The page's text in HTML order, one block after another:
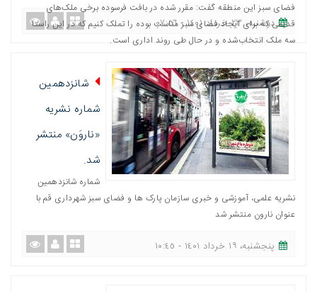
فضای سبز این منطقه گفت: مقرر شده در بافت فرسوده برخی ملک‌های
قدیمی که برای ایجاد فضای سبز مناسب بوده را تملک کنیم که در این راستا
سه ملک انتخاب‌شده و در حال طی روند اداری است.
دوشنبه، ٢٣ خرداد ١٤٠١ - ٠٧:٥٦
شانزدهمین
شماره نشریه
«ناروَن» منتشر
شد.
شماره شانزدهمین
نشریه علمی، آموزشی و خبری سازمان پارک ها و فضای سبز شهرداری قم با
عنوان نارون منتشر شد
پنجشنبه، ١٩ خرداد ١٤٠١ - ١٠:٤٥